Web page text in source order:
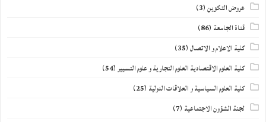
عروض التكوين(3)
قناة الجامعة (86)
كلية الاعلام و الاتصال(35)
كلية العلوم الاقتصادية العلوم التجارية و علوم التسيير(54)
كلية العلوم السياسية و العلاقات الدولية (25)
لجنة الشؤون الاجتماعية (7)